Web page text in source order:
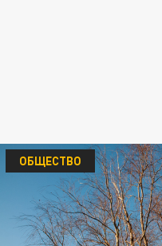
ОБЩЕСТВО